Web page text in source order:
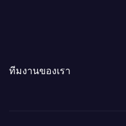
ทีมงานของเรา